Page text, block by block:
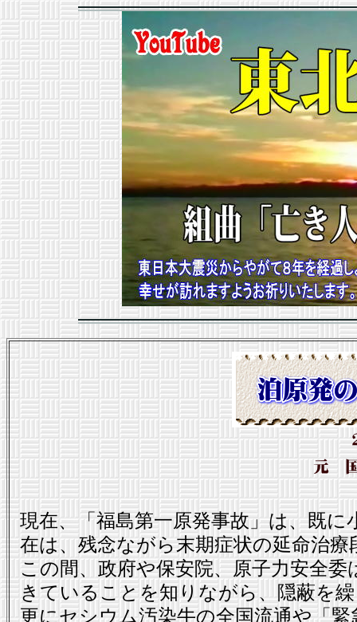
現在、「福島第一原発事故」は、既
在は、残念ながら末期症状の延命治
この間、政府や保安院、原子力安全
きていることを知りながら、隠蔽を
更にセシウム汚染牛の全国流通や「